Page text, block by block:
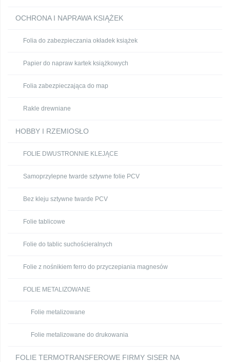
OCHRONA I NAPRAWA KSIĄŻEK
Folia do zabezpieczania okładek książek
Papier do napraw kartek książkowych
Folia zabezpieczająca do map
Rakle drewniane
HOBBY I RZEMIOSŁO
FOLIE DWUSTRONNIE KLEJĄCE
Samoprzylepne twarde sztywne folie PCV
Bez kleju sztywne twarde PCV
Folie tablicowe
Folie do tablic suchościeralnych
Folie z nośnikiem ferro do przyczepiania magnesów
FOLIE METALIZOWANE
Folie metalizowane
Folie metalizowane do drukowania
FOLIE TERMOTRANSFEROWE FIRMY SISER NA